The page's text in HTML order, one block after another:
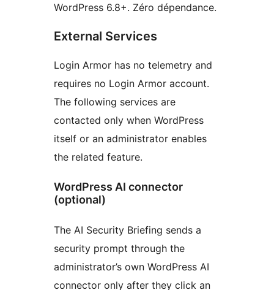
WordPress 6.8+. Zéro dépendance.
External Services
Login Armor has no telemetry and
requires no Login Armor account.
The following services are
contacted only when WordPress
itself or an administrator enables
the related feature.
WordPress AI connector
(optional)
The AI Security Briefing sends a
security prompt through the
administrator’s own WordPress AI
connector only after they click an